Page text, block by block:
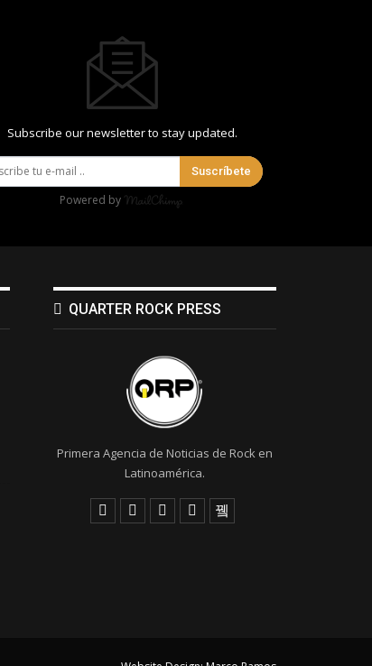
Subscribe our newsletter to stay updated.
Suscríbete
Powered by
QUARTER ROCK PRESS
Primera Agencia de Noticias de Rock en
Latinoamérica.